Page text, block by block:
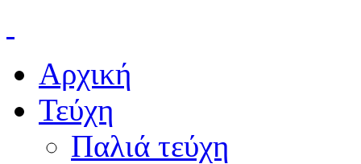
Αρχική
Τεύχη
Παλιά τεύχη